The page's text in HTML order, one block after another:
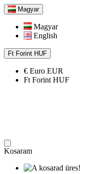
Magyar
Magyar
English
Ft Forint HUF
€ Euro EUR
Ft Forint HUF
Kosaram